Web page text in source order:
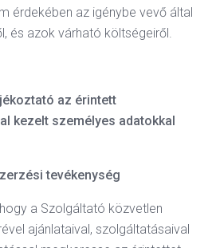
érdekében az igénybe vevő által
és azok várható költségeiről.
az érintett
kezelt személyes adatokkal
tevékenység
a Szolgáltató közvetlen
ajánlataival, szolgáltatásaival